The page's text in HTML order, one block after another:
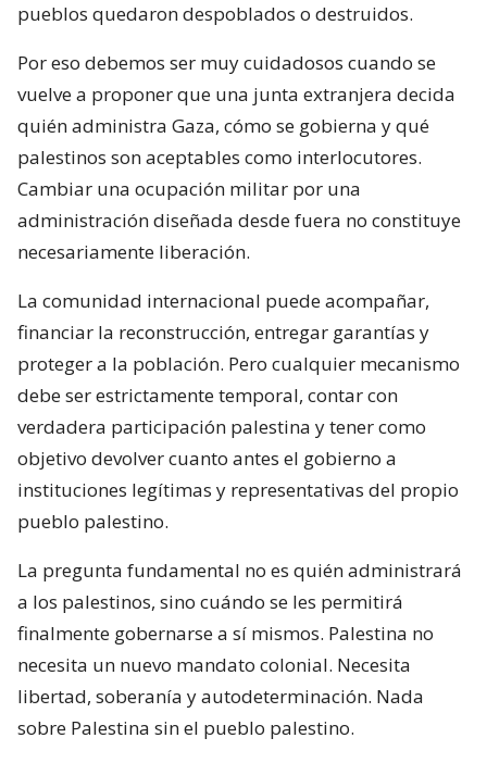
pueblos quedaron despoblados o destruidos.
Por eso debemos ser muy cuidadosos cuando se
vuelve a proponer que una junta extranjera decida
quién administra Gaza, cómo se gobierna y qué
palestinos son aceptables como interlocutores.
Cambiar una ocupación militar por una
administración diseñada desde fuera no constituye
necesariamente liberación.
La comunidad internacional puede acompañar,
financiar la reconstrucción, entregar garantías y
proteger a la población. Pero cualquier mecanismo
debe ser estrictamente temporal, contar con
verdadera participación palestina y tener como
objetivo devolver cuanto antes el gobierno a
instituciones legítimas y representativas del propio
pueblo palestino.
La pregunta fundamental no es quién administrará
a los palestinos, sino cuándo se les permitirá
finalmente gobernarse a sí mismos. Palestina no
necesita un nuevo mandato colonial. Necesita
libertad, soberanía y autodeterminación. Nada
sobre Palestina sin el pueblo palestino.